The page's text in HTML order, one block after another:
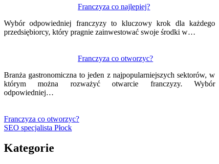
Franczyza co najlepiej?
Wybór odpowiedniej franczyzy to kluczowy krok dla każdego
przedsiębiorcy, który pragnie zainwestować swoje środki w…
Franczyza co otworzyc?
Branża gastronomiczna to jeden z najpopularniejszych sektorów, w
którym można rozważyć otwarcie franczyzy. Wybór
odpowiedniej…
Franczyza co otworzyc?
SEO specjalista Płock
Kategorie